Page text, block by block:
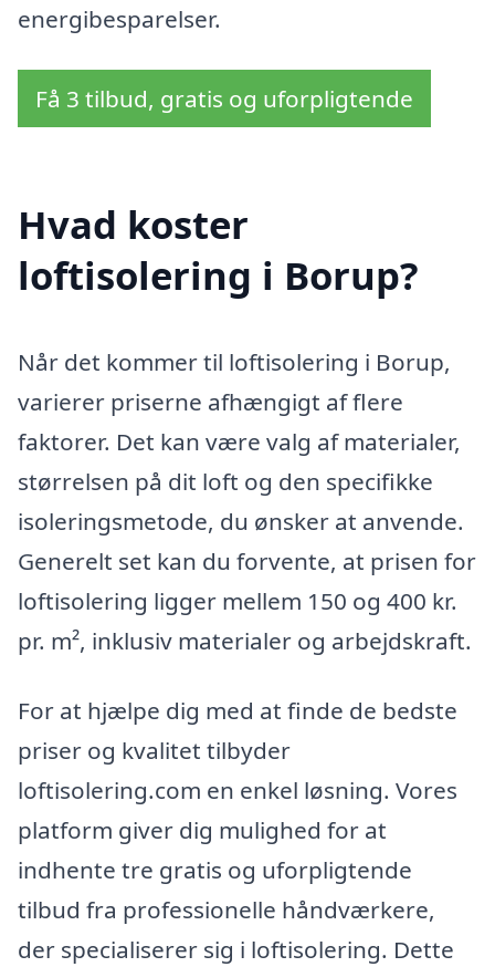
energibesparelser.
Få 3 tilbud, gratis og uforpligtende
Hvad koster
loftisolering i Borup?
Når det kommer til loftisolering i Borup,
varierer priserne afhængigt af flere
faktorer. Det kan være valg af materialer,
størrelsen på dit loft og den specifikke
isoleringsmetode, du ønsker at anvende.
Generelt set kan du forvente, at prisen for
loftisolering ligger mellem 150 og 400 kr.
pr. m², inklusiv materialer og arbejdskraft.
For at hjælpe dig med at finde de bedste
priser og kvalitet tilbyder
loftisolering.com en enkel løsning. Vores
platform giver dig mulighed for at
indhente tre gratis og uforpligtende
tilbud fra professionelle håndværkere,
der specialiserer sig i loftisolering. Dette